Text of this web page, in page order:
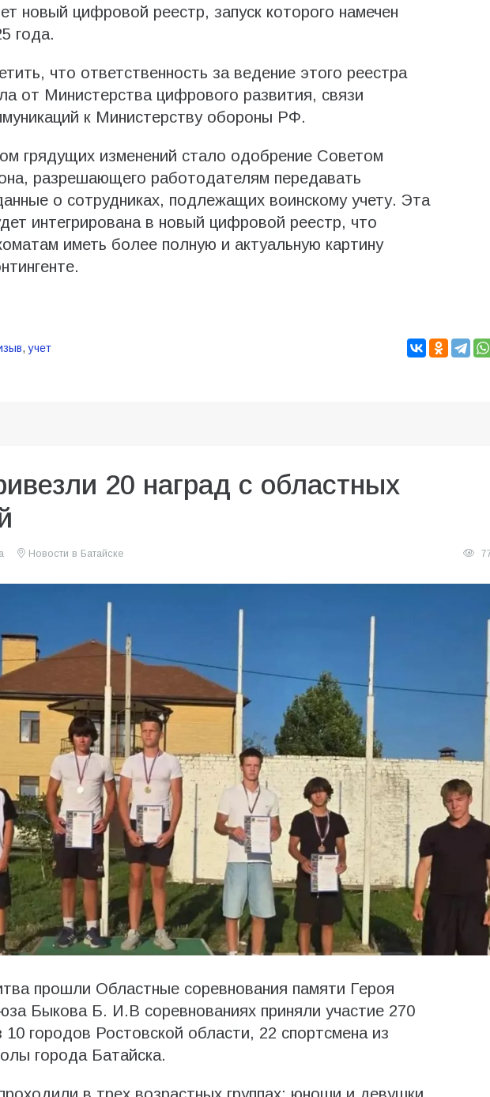
новый цифровой реестр, запуск которого намечен
года.
что ответственность за ведение этого реестра
от Министерства цифрового развития, связи
к Министерству обороны РФ.
грядущих изменений стало одобрение Советом
разрешающего работодателям передавать
о сотрудниках, подлежащих воинскому учету. Эта
интегрирована в новый цифровой реестр, что
иметь более полную и актуальную картину
,учет
20 наград с областных
Новости в Батайске
прошли Областные соревнования памяти Героя
Быкова Б. И.В соревнованиях приняли участие 270
10 городов Ростовской области, 22 спортсмена из
города Батайска.